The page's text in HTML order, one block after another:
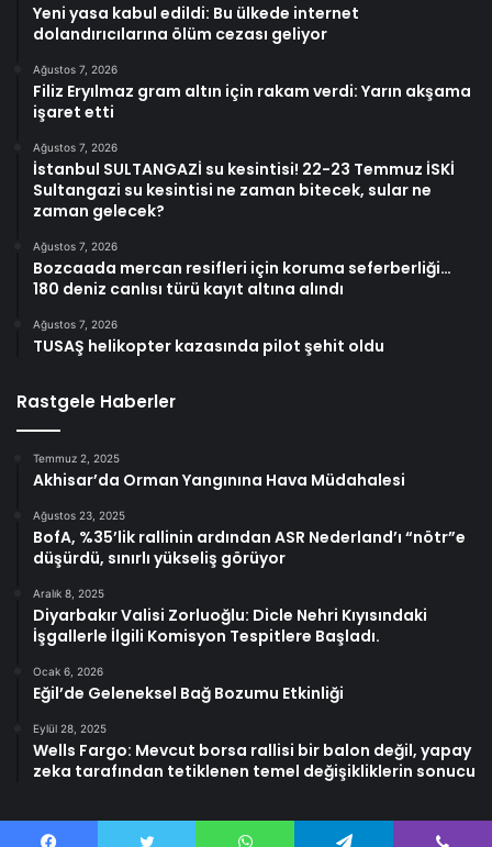
Yeni yasa kabul edildi: Bu ülkede internet
dolandırıcılarına ölüm cezası geliyor
Ağustos 7, 2026
Filiz Eryılmaz gram altın için rakam verdi: Yarın akşama
işaret etti
Ağustos 7, 2026
İstanbul SULTANGAZİ su kesintisi! 22-23 Temmuz İSKİ
Sultangazi su kesintisi ne zaman bitecek, sular ne
zaman gelecek?
Ağustos 7, 2026
Bozcaada mercan resifleri için koruma seferberliği…
180 deniz canlısı türü kayıt altına alındı
Ağustos 7, 2026
TUSAŞ helikopter kazasında pilot şehit oldu
Rastgele Haberler
Temmuz 2, 2025
Akhisar’da Orman Yangınına Hava Müdahalesi
Ağustos 23, 2025
BofA, %35’lik rallinin ardından ASR Nederland’ı “nötr”e
düşürdü, sınırlı yükseliş görüyor
Aralık 8, 2025
Diyarbakır Valisi Zorluoğlu: Dicle Nehri Kıyısındaki
İşgallerle İlgili Komisyon Tespitlere Başladı.
Ocak 6, 2026
Eğil’de Geleneksel Bağ Bozumu Etkinliği
Eylül 28, 2025
Wells Fargo: Mevcut borsa rallisi bir balon değil, yapay
zeka tarafından tetiklenen temel değişikliklerin sonucu